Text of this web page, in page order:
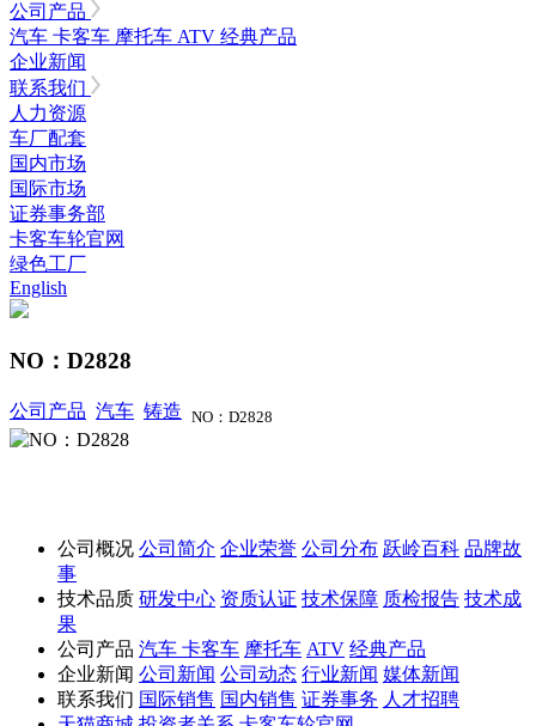
公司产品
汽车 卡客车 摩托车 ATV 经典产品
企业新闻
联系我们
人力资源
车厂配套
国内市场
国际市场
证券事务部
卡客车轮官网
绿色工厂
English
NO：D2828
公司产品 汽车 铸造 NO：D2828
公司概况 公司简介 企业荣誉 公司分布 跃岭百科 品牌故
事
技术品质 研发中心 资质认证 技术保障 质检报告 技术成
果
公司产品 汽车 卡客车 摩托车 ATV 经典产品
企业新闻 公司新闻 公司动态 行业新闻 媒体新闻
联系我们 国际销售 国内销售 证券事务 人才招聘